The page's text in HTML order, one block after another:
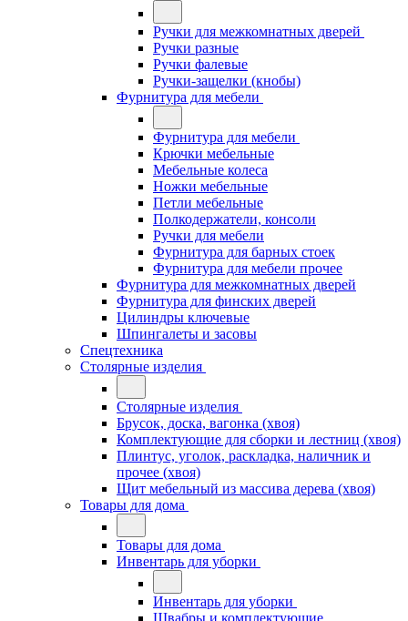
Ручки для межкомнатных дверей
Ручки разные
Ручки фалевые
Ручки-защелки (кнобы)
Фурнитура для мебели
Фурнитура для мебели
Крючки мебельные
Мебельные колеса
Ножки мебельные
Петли мебельные
Полкодержатели, консоли
Ручки для мебели
Фурнитура для барных стоек
Фурнитура для мебели прочее
Фурнитура для межкомнатных дверей
Фурнитура для финских дверей
Цилиндры ключевые
Шпингалеты и засовы
Спецтехника
Столярные изделия
Столярные изделия
Брусок, доска, вагонка (хвоя)
Комплектующие для сборки и лестниц (хвоя)
Плинтус, уголок, раскладка, наличник и
прочее (хвоя)
Щит мебельный из массива дерева (хвоя)
Товары для дома
Товары для дома
Инвентарь для уборки
Инвентарь для уборки
Швабры и комплектующие